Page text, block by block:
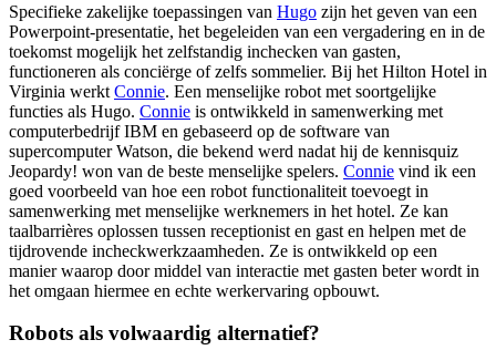
Specifieke zakelijke toepassingen van Hugo zijn het geven van een
Powerpoint-presentatie, het begeleiden van een vergadering en in de
toekomst mogelijk het zelfstandig inchecken van gasten,
functioneren als conciërge of zelfs sommelier. Bij het Hilton Hotel in
Virginia werkt Connie. Een menselijke robot met soortgelijke
functies als Hugo. Connie is ontwikkeld in samenwerking met
computerbedrijf IBM en gebaseerd op de software van
supercomputer Watson, die bekend werd nadat hij de kennisquiz
Jeopardy! won van de beste menselijke spelers. Connie vind ik een
goed voorbeeld van hoe een robot functionaliteit toevoegt in
samenwerking met menselijke werknemers in het hotel. Ze kan
taalbarrières oplossen tussen receptionist en gast en helpen met de
tijdrovende incheckwerkzaamheden. Ze is ontwikkeld op een
manier waarop door middel van interactie met gasten beter wordt in
het omgaan hiermee en echte werkervaring opbouwt.
Robots als volwaardig alternatief?